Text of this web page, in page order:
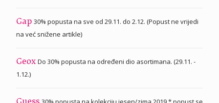
Gap 30% popusta na sve od 29.11. do 2.12. (Popust ne vrijedi
na već snižene artikle)
Geox Do 30% popusta na određeni dio asortimana. (29.11. -
1.12.)